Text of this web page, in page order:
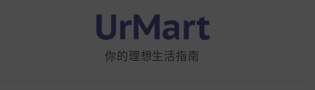
你的理想生活指南